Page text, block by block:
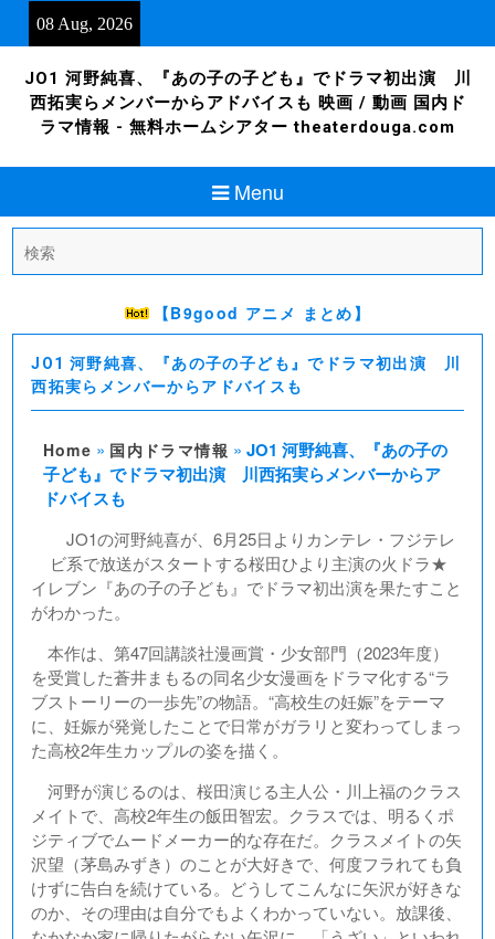
08 Aug, 2026
JO1 河野純喜、『あの子の子ども』でドラマ初出演 川
西拓実らメンバーからアドバイスも 映画 / 動画 国内ド
ラマ情報 - 無料ホームシアター theaterdouga.com
Menu
for:
【B9good アニメ まとめ】
JO1 河野純喜、『あの子の子ども』でドラマ初出演 川
西拓実らメンバーからアドバイスも
Home » 国内ドラマ情報 » JO1 河野純喜、『あの子の
子ども』でドラマ初出演 川西拓実らメンバーからア
ドバイスも
JO1の河野純喜が、6月25日よりカンテレ・フジテレ
ビ系で放送がスタートする桜田ひより主演の火ドラ★
イレブン『あの子の子ども』でドラマ初出演を果たすこと
がわかった。
本作は、第47回講談社漫画賞・少女部門（2023年度）
を受賞した蒼井まもるの同名少女漫画をドラマ化する“ラ
ブストーリーの一歩先”の物語。“高校生の妊娠”をテーマ
に、妊娠が発覚したことで日常がガラリと変わってしまっ
た高校2年生カップルの姿を描く。
河野が演じるのは、桜田演じる主人公・川上福のクラス
メイトで、高校2年生の飯田智宏。クラスでは、明るくポ
ジティブでムードメーカー的な存在だ。クラスメイトの矢
沢望（茅島みずき）のことが大好きで、何度フラれても負
けずに告白を続けている。どうしてこんなに矢沢が好きな
のか、その理由は自分でもよくわかっていない。放課後、